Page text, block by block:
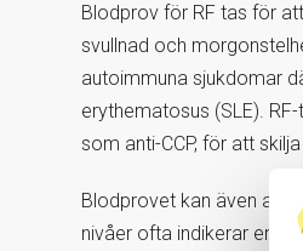
Blodprov för RF tas för
svullnad och
autoimmuna sjukdomar
erythematosus (SLE).
som anti-CCP, för att
Blodprovet kan även
nivåer ofta indikerar en